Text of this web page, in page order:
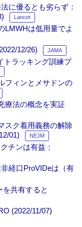
に優るとも劣らず：
Lancet
LMWHは低用量でよ
12/26) JAMA
トラッキング訓練プ
フィンとメサドンの
療法の概念を実証
スク着用義務の解除
01)
NEJM
チンは有益：
経口ProVIDeは（有
共有すると
(2022/11/07)